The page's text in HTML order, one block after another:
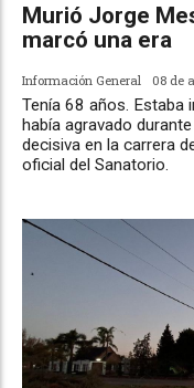
Murió Jorge
marcó una era
Información General 08 de
Tenía 68 años. Estaba
había agravado
decisiva en la carrera
oficial del Sanatorio.